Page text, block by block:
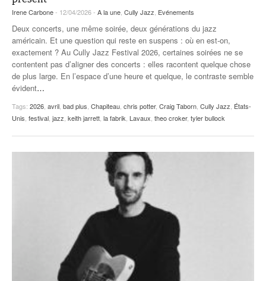
Irene Carbone- 12/04/2026 - A la une, Cully Jazz, Evénements
Deux concerts, une même soirée, deux générations du jazz
américain. Et une question qui reste en suspens : où en est-on,
exactement ? Au Cully Jazz Festival 2026, certaines soirées ne se
contentent pas d’aligner des concerts : elles racontent quelque chose
de plus large. En l’espace d’une heure et quelque, le contraste semble
évident…
Tags: 2026, avril, bad plus, Chapiteau, chris potter, Craig Taborn, Cully Jazz, États-
Unis, festival, jazz, keith jarrett, la fabrik, Lavaux, theo croker, tyler bullock